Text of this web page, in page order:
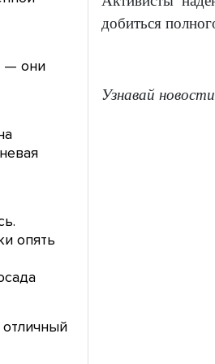
добиться
Узнавай
— они
опять